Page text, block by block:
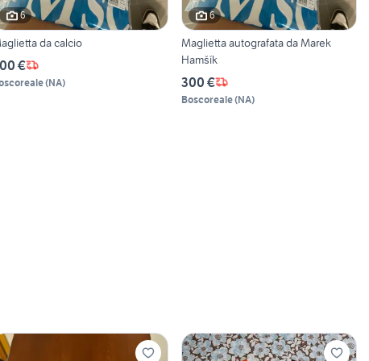
6
da calcio
€
(NA)
6
Maglietta autografata da Marek
Hamšík
300 €
Boscoreale(NA)